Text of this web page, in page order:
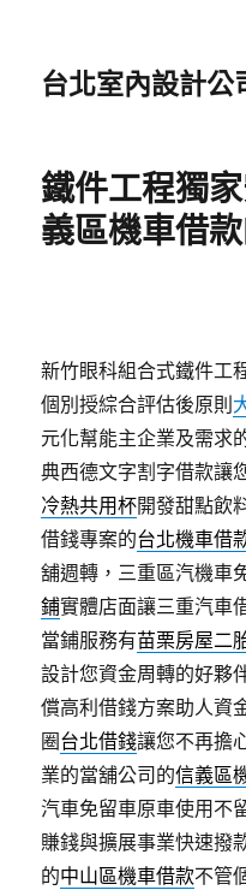
台北室內設計公
鐵件工程獨
義區機車借
新竹眼科組合式鐵件工
個別授綜合評估後原則
元化幫能主企業及需求
典西德文字割字借款讓
冷熱共用杯開發甜點飲
借錢專案的台北機車借
舖週轉，三重區汽機車
鋪實體店面讓三重汽車
當鋪服務有苗栗房屋二
設計您資金周轉的好夥
償高利借錢方案助人資
圈台北借錢讓您不再擔
業的當舖公司的信義區
汽車免留車原車使用不
賺錢與擴展事業快速撥
的中山區機車借款不管